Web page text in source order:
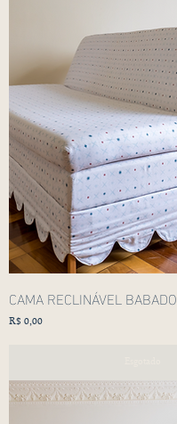
CAMA RECLINÁVEL BABADO
Preço
R$ 0,00